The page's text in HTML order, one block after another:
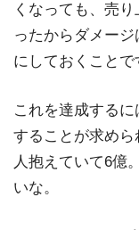
くなっても、売
ったからダメー
にしておくことで
これを達成する
することが求め
人抱えていて6億
いな。